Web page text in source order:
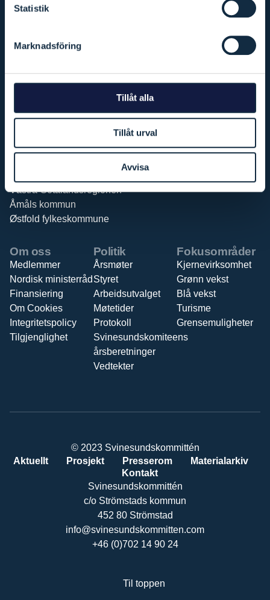
Statistik
Marknadsföring
Tillåt alla
Tillåt urval
Avvisa
Halden kommune
Melleruds kommun
Sarpsborg kommune
Tanums kommun
Västra Götalandsregionen
Åmåls kommun
Østfold fylkeskommune
Om oss
Medlemmer
Nordisk ministerråd
Finansiering
Om Cookies
Integritetspolicy
Tilgjenglighet
Politik
Årsmøter
Styret
Arbeidsutvalget
Møtetider
Protokoll
Svinesundskomiteens
årsberetninger
Vedtekter
Fokusområder
Kjernevirksomhet
Grønn vekst
Blå vekst
Turisme
Grensemuligheter
© 2023 Svinesundskommittén
Aktuellt
Prosjekt Presserom
Materialarkiv
Kontakt
Svinesundskommittén
c/o Strömstads kommun
452 80 Strömstad
info@svinesundskommitten.com
+46 (0)702 14 90 24
Til toppen